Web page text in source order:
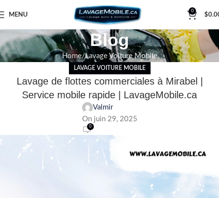
MENU
0
$
Blog
Home Lavage Voiture Mobile
LAVAGE VOITURE MOBILE
Lavage de flottes commerciales à Mirabel |
Service mobile rapide | LavageMobile.ca
Valmir
On juin 29, 2025
0